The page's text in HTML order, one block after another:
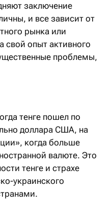
заключение
и все зависит от
рынка или
опыт активного
проблемы,
тенге пошел по
доллара США, на
когда больше
валюте. Это
тенге и страхе
украинского